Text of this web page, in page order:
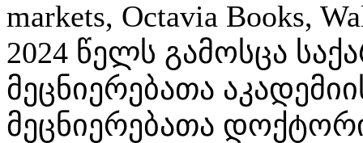
markets, Octavia Books,
2024 წელს გამოსცა
მეცნიერებათა
მეცნიერებათა